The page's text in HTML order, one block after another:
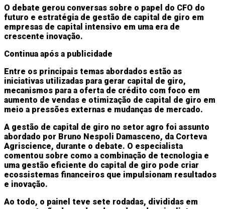
O debate gerou conversas sobre o papel do CFO do
futuro e estratégia de gestão de capital de giro em
empresas de capital intensivo em uma era de
crescente inovação.
Continua após a publicidade
Entre os principais temas abordados estão as
iniciativas utilizadas para gerar capital de giro,
mecanismos para a oferta de crédito com foco em
aumento de vendas e otimização de capital de giro em
meio a pressões externas e mudanças de mercado.
A gestão de capital de giro no setor agro foi assunto
abordado por Bruno Nespoli Damasceno, da Corteva
Agriscience, durante o debate. O especialista
comentou sobre como a combinação de tecnologia e
uma gestão eficiente do capital de giro pode criar
ecossistemas financeiros que impulsionam resultados
e inovação.
Ao todo, o painel teve sete rodadas, divididas em